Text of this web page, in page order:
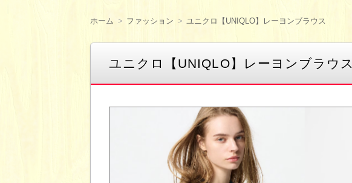
ホーム ファッション ユニクロ【UNIQLO】レーヨンブラウス
ユニクロ【UNIQLO】レーヨンブラウス